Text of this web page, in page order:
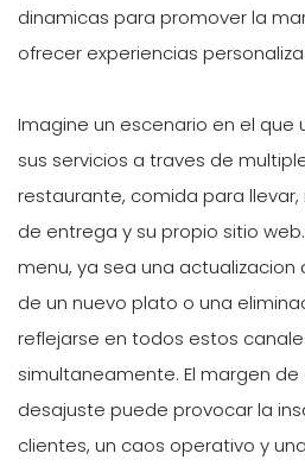
dinamicas para promover la
ofrecer experiencias
Imagine un escenario en el que
sus servicios a traves de
restaurante, comida para
de entrega y su propio sitio
menu, ya sea una actualizacion
de un nuevo plato o una
reflejarse en todos estos
simultaneamente. El margen de
desajuste puede provocar la
clientes, un caos operativo y